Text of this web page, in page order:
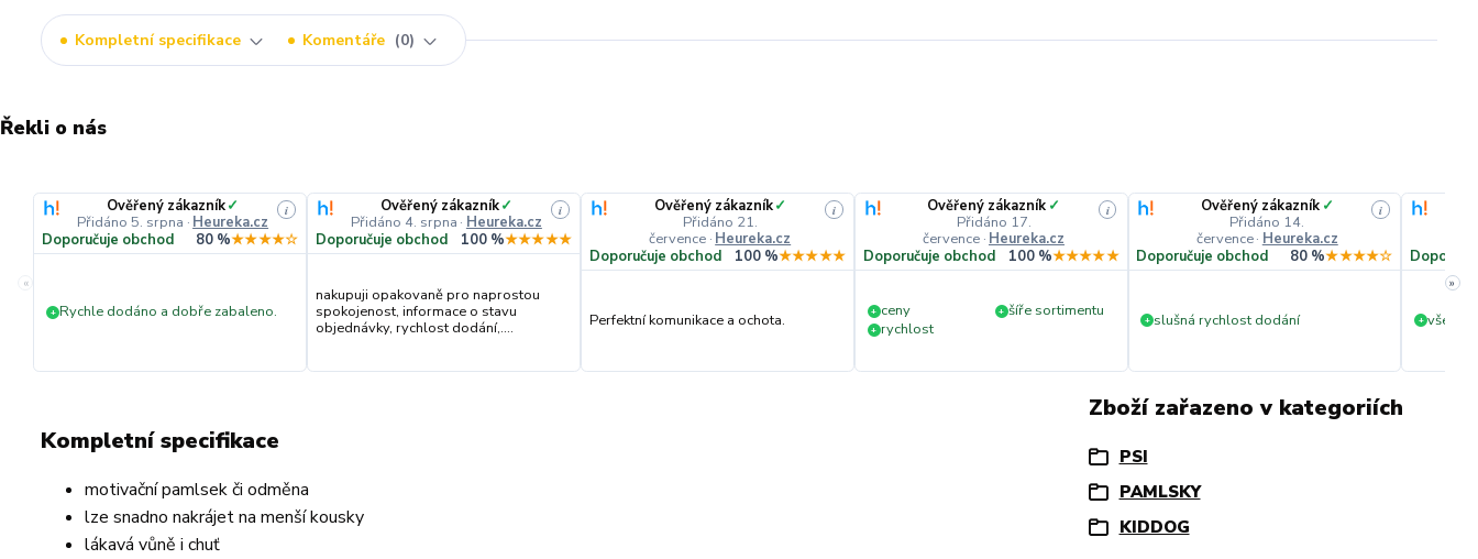
Kompletní specifikace Komentáře 0
Řekli o nás
«
Ověřený zákazník✓
Přidáno 5. srpna · Heureka.cz
i
Doporučuje obchod 80 %★★★★☆
+ Rychle dodáno a dobře zabaleno.
Ověřený zákazník✓
Přidáno 4. srpna · Heureka.cz
i
Doporučuje obchod 100 %★★★★★
nakupuji opakovaně pro naprostou
spokojenost, informace o stavu
objednávky, rychlost dodání,....
Ověřený zákazník✓
Přidáno 21.
července · Heureka.cz
i
Doporučuje obchod 100 %★★★★★
Perfektní komunikace a ochota.
Ověřený zákazník ✓
Přidáno 17.
července · Heureka.cz
i
Doporučuje obchod 100 %★★★★★
+ ceny + šíře sortimentu
+ rychlost
Ověřený zákazník ✓
Přidáno 14.
července· Heureka.cz
i
Doporučuje obchod 80 %★★★★☆
+ slušná rychlost dodání + vše v
»
Kompletní specifikace
motivační pamlsek či odměna
lze snadno nakrájet na menší kousky
lákavá vůně i chuť
Zboží zařazeno v kategoriích
PSI
PAMLSKY
KIDDOG